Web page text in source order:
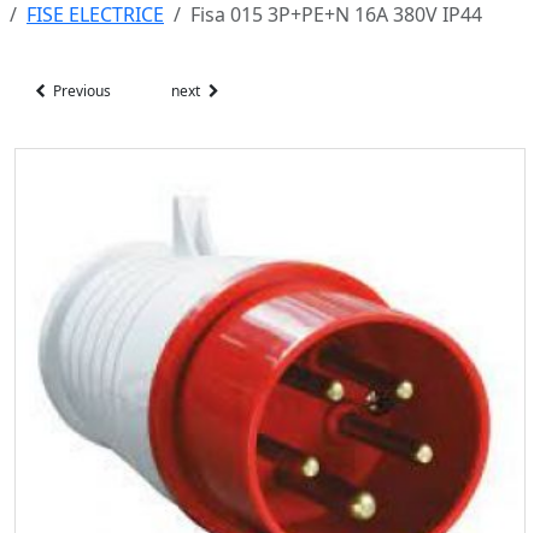
FISE ELECTRICE
Fisa 015 3P+PE+N 16A 380V IP44
Previous next